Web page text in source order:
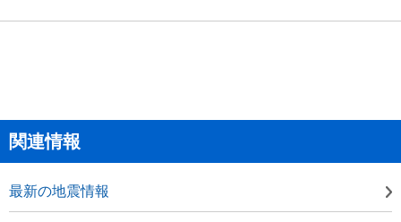
関連情報
最新の地震情報